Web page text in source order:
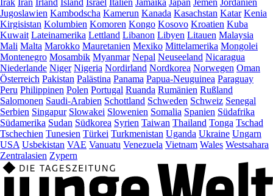
Jugoslawien Kambodscha Kamerun Kanada Kasachstan Katar Kenia
Kirgisistan Kolumbien Komoren Kongo Kosovo Kroatien Kuba
Kuwait Lateinamerika Lettland Libanon Libyen Litauen Malaysia
Mali Malta Marokko Mauretanien Mexiko Mittelamerika Mongolei
Montenegro Mosambik Myanmar Nepal Neuseeland Nicaragua
Niederlande Niger Nigeria Nordirland Nordkorea Norwegen Oman
Österreich Pakistan Palästina Panama Papua-Neuguinea Paraguay
Peru Philippinen Polen Portugal Ruanda Rumänien Rußland
Salomonen Saudi-Arabien Schottland Schweden Schweiz Senegal
Serbien Singapur Slowakei Slowenien Somalia Spanien Südafrika
Südamerika Sudan Südkorea Syrien Taiwan Thailand Tonga Tschad
Tschechien Tunesien Türkei Turkmenistan Uganda Ukraine Ungarn
USA Usbekistan VAE Vanuatu Venezuela Vietnam Wales Westsahara
Zentralasien Zypern